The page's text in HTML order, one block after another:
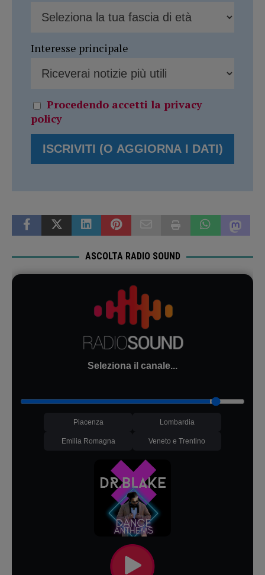
Interesse principale
Procedendo accetti la privacy
policy
ASCOLTA RADIO SOUND
Seleziona il canale...
Piacenza Lombardia
Emilia Romagna Veneto e Trentino